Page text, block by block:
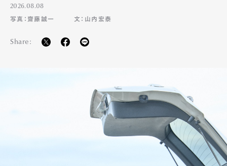
2026.08.08
写真：齋藤誠一
文：山内宏泰
Share: